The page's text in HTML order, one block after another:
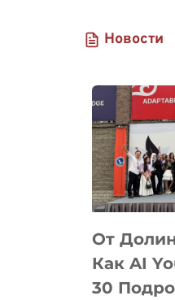
Новости
От
Как AI
30